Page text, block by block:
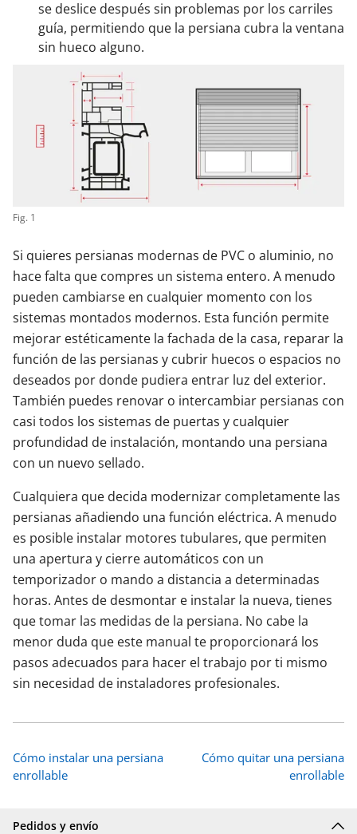
se deslice después sin problemas por los carriles
guía, permitiendo que la persiana cubra la ventana
sin hueco alguno.
Fig. 1
Si quieres persianas modernas de PVC o aluminio, no
hace falta que compres un sistema entero. A menudo
pueden cambiarse en cualquier momento con los
sistemas montados modernos. Esta función permite
mejorar estéticamente la fachada de la casa, reparar la
función de las persianas y cubrir huecos o espacios no
deseados por donde pudiera entrar luz del exterior.
También puedes renovar o intercambiar persianas con
casi todos los sistemas de puertas y cualquier
profundidad de instalación, montando una persiana
con un nuevo sellado.
Cualquiera que decida modernizar completamente las
persianas añadiendo una función eléctrica. A menudo
es posible instalar motores tubulares, que permiten
una apertura y cierre automáticos con un
temporizador o mando a distancia a determinadas
horas. Antes de desmontar e instalar la nueva, tienes
que tomar las medidas de la persiana. No cabe la
menor duda que este manual te proporcionará los
pasos adecuados para hacer el trabajo por ti mismo
sin necesidad de instaladores profesionales.
Cómo instalar una persiana
enrollable
Cómo quitar una persiana
enrollable
Pedidos y envío